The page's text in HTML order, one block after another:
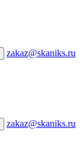
zakaz@skaniks.ru
zakaz@skaniks.ru